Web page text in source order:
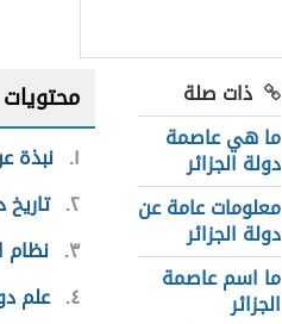
ذات صلة
ما هي عاصمة
دولة الجزائر
معلومات عامة عن
دولة الجزائر
ما اسم عاصمة
الجزائر
محتويات
١ نبذة
٢ تاريخ
٣ نظام
٤ علم